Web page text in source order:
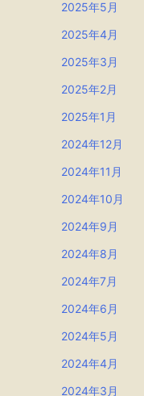
2025年5月
2025年4月
2025年3月
2025年2月
2025年1月
2024年12月
2024年11月
2024年10月
2024年9月
2024年8月
2024年7月
2024年6月
2024年5月
2024年4月
2024年3月